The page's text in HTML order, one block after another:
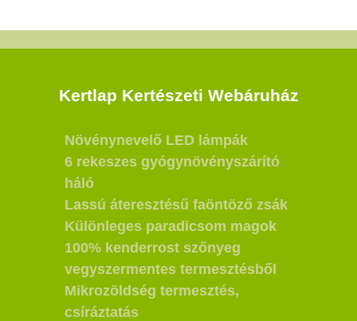
Kertlap Kertészeti Webáruház
Növénynevelő LED lámpák
6 rekeszes gyógynövényszárító
háló
Lassú áteresztésű faöntöző zsák
Különleges paradicsom magok
100% kenderrost szőnyeg
vegyszermentes termesztésből
Mikrozöldség termesztés,
csíráztatás